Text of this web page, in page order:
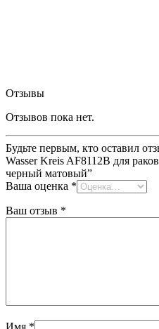
Отзывы
Отзывов пока нет.
Будьте первым, кто оставил
Wasser Kreis AF8112B для
черный матовый”
Ваша оценка *
Ваш отзыв *